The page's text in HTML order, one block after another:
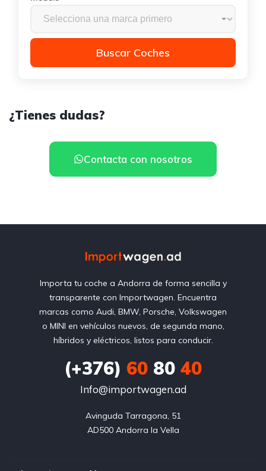
Buscar Coches
¿Tienes dudas?
Contacta con nosotros
Importa tu coche a Andorra de forma sencilla y
transparente con Importwagen. Encuentra
marcas como Audi, BMW, Porsche, Volkswagen
o MINI en vehículos nuevos, de segunda mano,
híbridos y eléctricos, listos para conducir.
(+376) 60 80 40
Info@importwagen.ad
Avinguda Tarragona, 51
AD500 Andorra la Vella